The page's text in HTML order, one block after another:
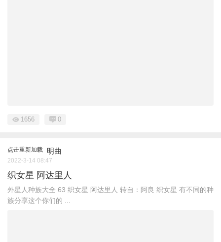
1656 0
点击重新加载 明曲
2022-3-14 08:47
织女星 阿达里人
外星人种族大全 ​63 织女星 阿达里人 转自：阿良 织女星 有不同的种
族分享这个你们的 ...